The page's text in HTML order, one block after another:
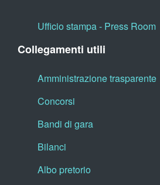
Ufficio stampa - Press Room
Collegamenti utili
Amministrazione trasparente
Concorsi
Bandi di gara
Bilanci
Albo pretorio